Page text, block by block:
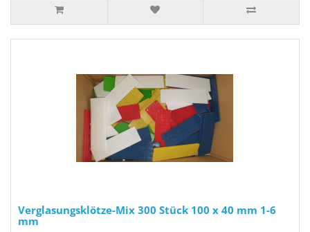
Verglasungsklötze-Mix 300 Stück 100 x 40 mm 1-6
mm